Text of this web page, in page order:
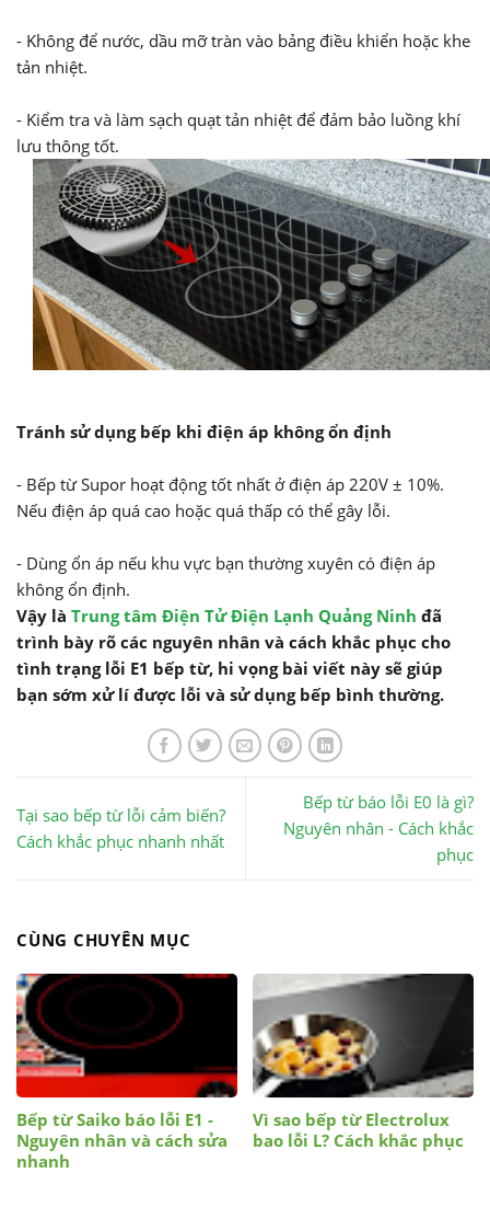
- Không để nước, dầu mỡ tràn vào bảng điều khiển hoặc khe
tản nhiệt.
- Kiểm tra và làm sạch quạt tản nhiệt để đảm bảo luồng khí
lưu thông tốt.
Tránh sử dụng bếp khi điện áp không ổn định
- Bếp từ Supor hoạt động tốt nhất ở điện áp 220V ± 10%.
Nếu điện áp quá cao hoặc quá thấp có thể gây lỗi.
- Dùng ổn áp nếu khu vực bạn thường xuyên có điện áp
không ổn định.
Vậy là Trung tâm Điện Tử Điện Lạnh Quảng Ninh đã
trình bày rõ các nguyên nhân và cách khắc phục cho
tình trạng lỗi E1 bếp từ, hi vọng bài viết này sẽ giúp
bạn sớm xử lí được lỗi và sử dụng bếp bình thường.
Tại sao bếp từ lỗi cảm biến?
Cách khắc phục nhanh nhất
Bếp từ báo lỗi E0 là gì?
Nguyên nhân - Cách khắc
phục
CÙNG CHUYÊN MỤC
Bếp từ Saiko báo lỗi E1 -
Nguyên nhân và cách sửa
nhanh
Vì sao bếp từ Electrolux
bao lỗi L? Cách khắc phục